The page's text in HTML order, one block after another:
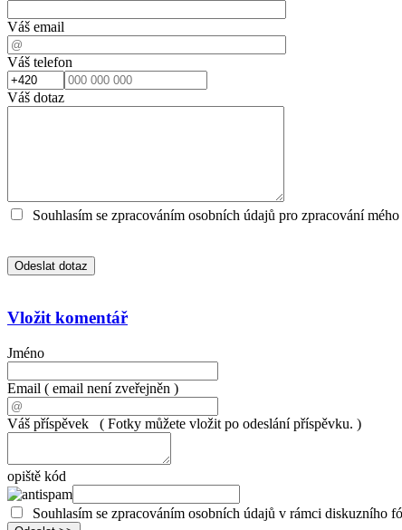
Váš email
Váš telefon
Váš dotaz
Souhlasím se zpracováním osobních údajů pro zpracování mého
Vložit komentář
Jméno
Email ( email není zveřejněn )
Váš příspěvek ( Fotky můžete vložit po odeslání příspěvku. )
opiště kód
Souhlasím se zpracováním osobních údajů v rámci diskuzního